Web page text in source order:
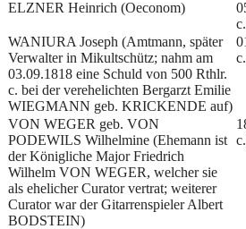
ELZNER Heinrich (Oeconom)
WANIURA Joseph (Amtmann, später
Verwalter in Mikultschütz; nahm am
03.09.1818 eine Schuld von 500 Rthlr.
c. bei der verehelichten Bergarzt Emilie
WIEGMANN geb. KRICKENDE auf)
VON WEGER geb. VON
PODEWILS Wilhelmine (Ehemann ist
der Königliche Major Friedrich
Wilhelm VON WEGER, welcher sie
als ehelicher Curator vertrat; weiterer
Curator war der Gitarrenspieler Albert
BODSTEIN)